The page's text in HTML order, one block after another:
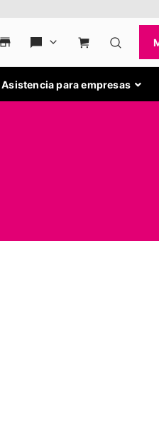
Asistencia para empresas